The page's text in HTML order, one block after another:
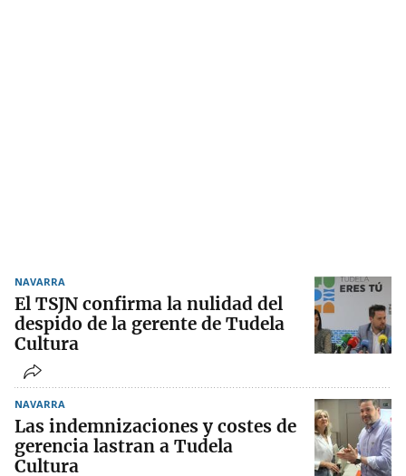
NAVARRA
El TSJN confirma la nulidad del
despido de la gerente de Tudela
Cultura
NAVARRA
Las indemnizaciones y costes de
gerencia lastran a Tudela
Cultura